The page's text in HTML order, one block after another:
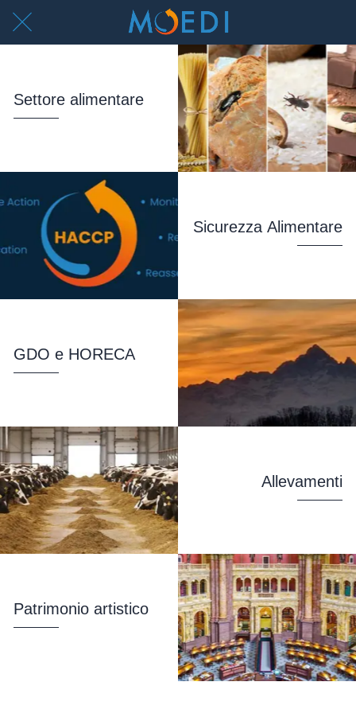
Settore alimentare
Sicurezza Alimentare
GDO e HORECA
Allevamenti
Patrimonio artistico